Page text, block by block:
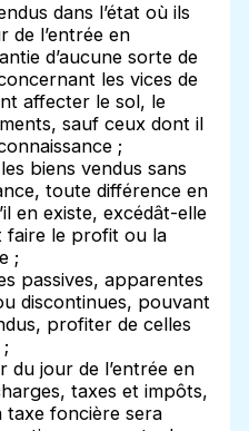
dans l’état où ils
de l’entrée en
d’aucune sorte de
les vices de
affecter le sol, le
sauf ceux dont il
;
biens vendus sans
toute différence en
en existe, excédât-elle
faire le profit ou la
;
passives, apparentes
discontinues, pouvant
profiter de celles
jour de l’entrée en
taxes et impôts,
taxe foncière sera